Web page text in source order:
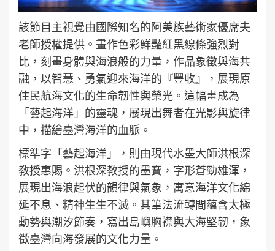
該節目主視覺由國際知名的阿美族藝術家優席夫
老師授權提供。畫作色彩鮮豔紅黑線條強烈對
比，刻畫身體與海浪般的力量，作品象徵與海共
融，以智慧、勇氣迎來海洋的『豐收』，展現原
住民航海文化的生命韌性與榮光。這幅畫成為
「藝起海洋」的靈魂，展現出舞者在光影與旋律
中，描繪臺灣海洋的血脈。
標準字「藝起海洋」，則由現代水墨大師洪根深
教授惠賜。洪根深教授的墨寶，字形蒼勁雄渾，
展現出海浪起伏的韻律與氣象，寓意海洋文化綿
延不息、精神生生不滅。其筆法流轉間蘊含太極
動勢與潮汐節奏，寫出島嶼胸襟與大海堅韌，象
徵臺灣向海發展的文化力量。